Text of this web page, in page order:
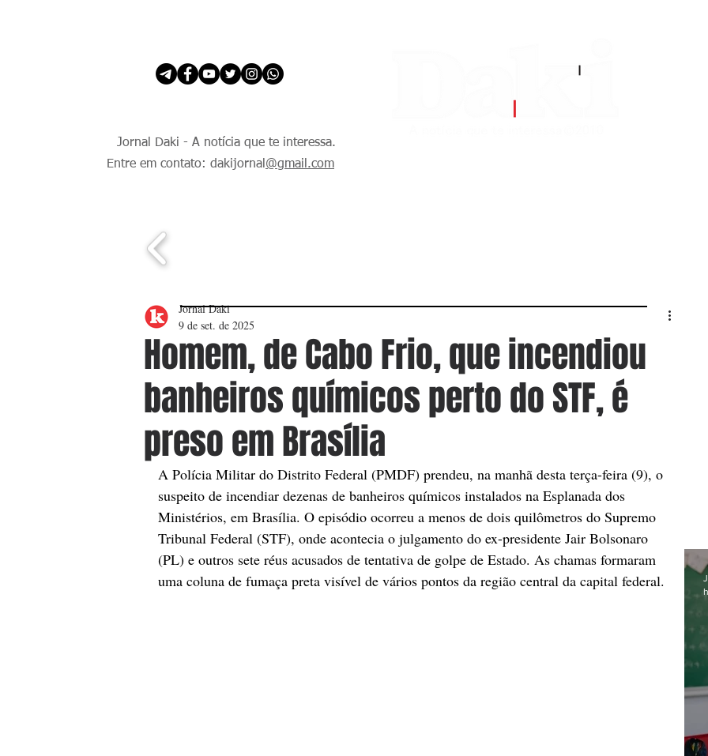
Jornal Daki - A notícia que te interessa.
Entre em contato: dakijornal @gmail.com
Homem, de Cabo Frio, que incendiou
banheiros químicos perto do STF, é
preso em Brasília
Jornal Daki
9 de set. de 2025
A Polícia Militar do Distrito Federal (PMDF) prendeu, na manhã desta terça-feira (9), o
suspeito de incendiar dezenas de banheiros químicos instalados na Esplanada dos
Ministérios, em Brasília. O episódio ocorreu a menos de dois quilômetros do Supremo
Tribunal Federal (STF), onde acontecia o julgamento do ex-presidente Jair Bolsonaro
(PL) e outros sete réus acusados de tentativa de golpe de Estado. As chamas formaram
uma coluna de fumaça preta visível de vários pontos da região central da capital federal.